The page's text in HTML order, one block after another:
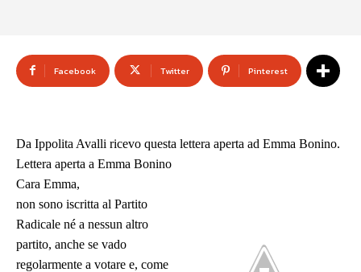
Facebook Twitter Pinterest
Da Ippolita Avalli ricevo questa lettera aperta ad Emma Bonino.
Lettera aperta a Emma Bonino
Cara Emma,
non sono iscritta al Partito
Radicale né a nessun altro
partito, anche se vado
regolarmente a votare e, come